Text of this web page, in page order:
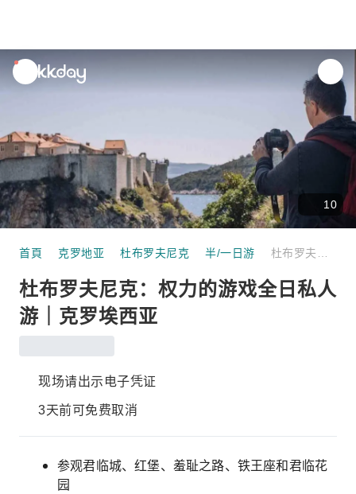
unread
notifications
10
首頁 克罗地亚 杜布罗夫尼克 半/一日游
杜布罗夫尼克：权力的游戏全日私人
游｜克罗埃西亚
现场请出示电子凭证
3天前可免费取消
参观君临城、红堡、羞耻之路、铁王座和君临花
园